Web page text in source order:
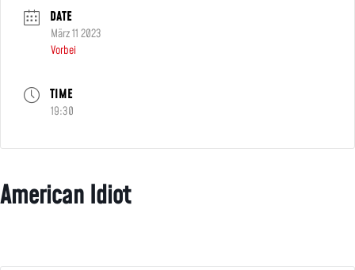
DATE
März 11 2023
Vorbei
TIME
19:30
American Idiot